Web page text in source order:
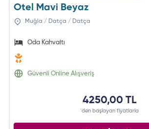
Otel Mavi Beyaz
Muğla / Datça / Datça
Oda Kahvaltı
Güvenli Online Alışveriş
4250,00 TL
'den başlayan fiyatlarla